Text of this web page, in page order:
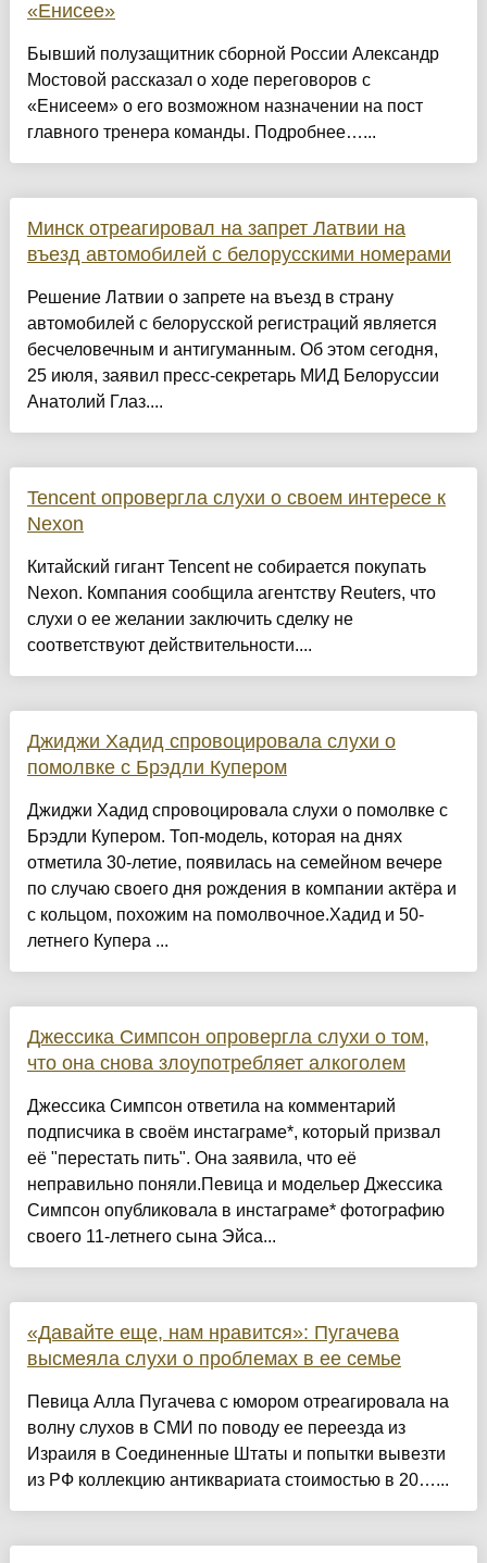
«Енисее»
Бывший полузащитник сборной России Александр
Мостовой рассказал о ходе переговоров с
«Енисеем» о его возможном назначении на пост
главного тренера команды. Подробнее…...
Минск отреагировал на запрет Латвии на
въезд автомобилей с белорусскими номерами
Решение Латвии о запрете на въезд в страну
автомобилей с белорусской регистраций является
бесчеловечным и антигуманным. Об этом сегодня,
25 июля, заявил пресс-секретарь МИД Белоруссии
Анатолий Глаз....
Tencent опровергла слухи о своем интересе к
Nexon
Китайский гигант Tencent не собирается покупать
Nexon. Компания сообщила агентству Reuters, что
слухи о ее желании заключить сделку не
соответствуют действительности....
Джиджи Хадид спровоцировала слухи о
помолвке с Брэдли Купером
Джиджи Хадид спровоцировала слухи о помолвке с
Брэдли Купером. Топ-модель, которая на днях
отметила 30-летие, появилась на семейном вечере
по случаю своего дня рождения в компании актёра и
с кольцом, похожим на помолвочное.Хадид и 50-
летнего Купера ...
Джессика Симпсон опровергла слухи о том,
что она снова злоупотребляет алкоголем
Джессика Симпсон ответила на комментарий
подписчика в своём инстаграме*, который призвал
её "перестать пить". Она заявила, что её
неправильно поняли.Певица и модельер Джессика
Симпсон опубликовала в инстаграме* фотографию
своего 11-летнего сына Эйса...
«Давайте еще, нам нравится»: Пугачева
высмеяла слухи о проблемах в ее семье
Певица Алла Пугачева с юмором отреагировала на
волну слухов в СМИ по поводу ее переезда из
Израиля в Соединенные Штаты и попытки вывезти
из РФ коллекцию антиквариата стоимостью в 20…...